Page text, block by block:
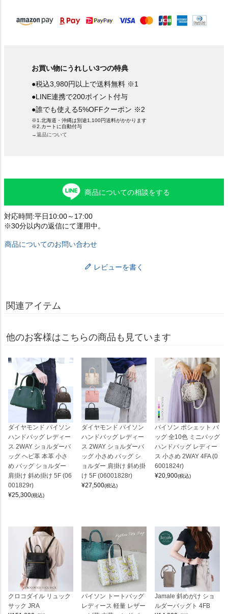
お買い物にうれしい3つの特典
●税込3,980円以上で送料無料 ※1
●LINE連携で200ポイント付与
●誰でも使える5%OFFクーポン ※2
※1.北海道・沖縄は別途1,100円送料がかかります
※2.カートに自動付与
→返品について
商品についての相談をする
対応時間:平日10:00～17:00
※30分以内の返信にて運用中。
商品についてのお問い合わせ
レビューを書く
関連アイテム
他のお客様はこちらの商品も見ています
ダイヤモンド パイソン
ハンドバッグ レディー
ス 2WAY ショルダーバ
ッグ ヘビ革 本革 小さ
め バッグ ショルダー
肩掛け 斜め掛け 5F (06
001829r)
¥25,300(税込)
ダイヤモンド パイソン
ハンドバッグ レディー
ス 2WAY ショルダーバ
ッグ 小さめ バッグ シ
ョルダー 肩掛け 斜め掛
け 5F (06001828r)
¥27,500(税込)
パイソン ポシェット バ
ッグ 全10色 ミニバッグ
ハンドバッグ レディー
ス 小さめ 2WAY 4FA (0
6001824r)
¥20,900(税込)
クロコダイル リュック
サック JRA
パイソン トートバッグ
レディース 軽量 レザー
Jamale 斜めがけ ショ
ルダーバッグト 4FB